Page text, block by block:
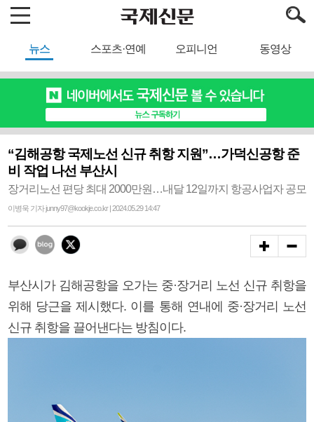
뉴스 스포츠·연예 오피니언 동영상
“김해공항 국제노선 신규 취항 지원”…가덕신공항 준
비 작업 나선 부산시
장거리노선 편당 최대 2000만원…내달 12일까지 항공사업자 공모
이병욱 기자 junny97@kookje.co.kr | 2024.05.29 14:47
부산시가 김해공항을 오가는 중·장거리 노선 신규 취항을
위해 당근을 제시했다. 이를 통해 연내에 중·장거리 노선
신규 취항을 끌어낸다는 방침이다.